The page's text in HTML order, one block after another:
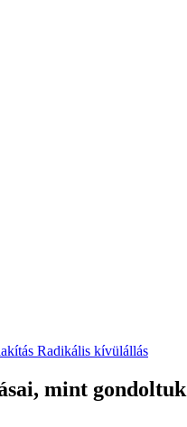
Radikális kívülállás
mint gondoltuk